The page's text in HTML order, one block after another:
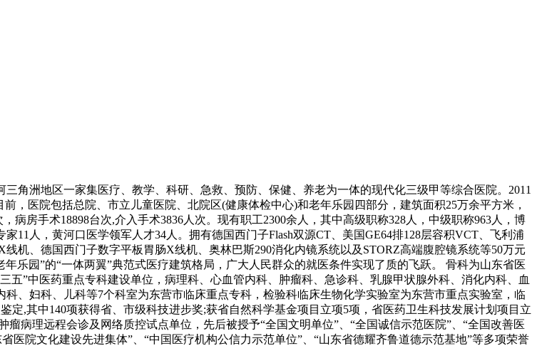
角洲地区一家集医疗、教学、科研、急救、预防、保健、养老为一体的现代化三级甲等综合医院。2011
，医院包括总院、市立儿童医院、北院区(健康体检中心)和老年乐园四部分，建筑面积25万余平方米，
病房手术18898台次,介入手术3836人次。现有职工2300余人，其中高级职称328人，中级职称963人，博
11人，黄河口医学领军人才34人。拥有德国西门子Flash双源CT、美国GE64排128层容积VCT、飞利浦
机、德国西门子数字平板胃肠X线机、奥林巴斯290消化内镜系统以及STORZ高端腹腔镜系统等50万元
乐园”的“一体两翼”典范式医疗建筑格局，广大人民群众的就医条件实现了质的飞跃。 骨科为山东省医
”中医药重点专科建设单位，病理科、心血管内科、肿瘤科、急诊科、乳腺甲状腺外科、消化内科、血
、妇科、儿科等7个科室为东营市临床重点专科，检验科临床生物化学实验室为东营市重点实验室，临
,其中140项获得省、市级科技进步奖;获省自然科学基金项目立项5项，省医药卫生科技发展计划项目立
病理远程会诊及网络质控试点单位，先后被授予“全国文明单位”、“全国诚信示范医院”、“全国改善医
医院文化建设先进集体”、“中国医疗机构公信力示范单位”、“山东省德耀齐鲁道德示范基地”等多项荣誉